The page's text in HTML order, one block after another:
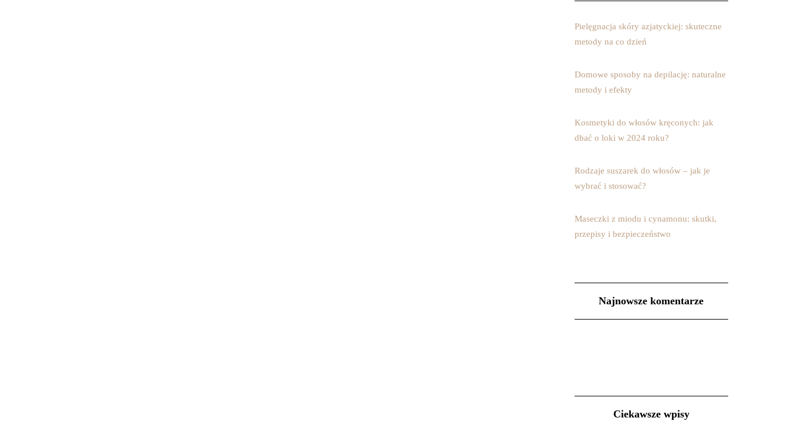
Pielęgnacja skóry azjatyckiej: skuteczne
metody na co dzień
Domowe sposoby na depilację: naturalne
metody i efekty
Kosmetyki do włosów kręconych: jak
dbać o loki w 2024 roku?
Rodzaje suszarek do włosów – jak je
wybrać i stosować?
Maseczki z miodu i cynamonu: skutki,
przepisy i bezpieczeństwo
Najnowsze komentarze
Ciekawsze wpisy